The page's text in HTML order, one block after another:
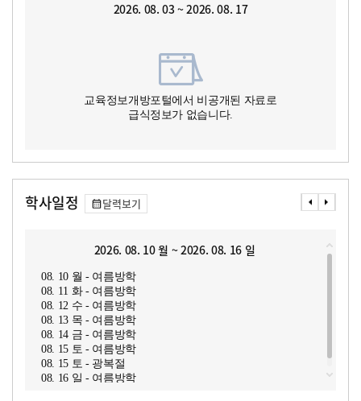
2026. 08. 03 ~ 2026. 08. 17
교육정보개방포털에서 비공개된 자료로
급식정보가 없습니다.
학사일정 달력보기
2026. 08. 10 월 ~ 2026. 08. 16 일
08. 10 월 - 여름방학
08. 11 화 - 여름방학
08. 12 수 - 여름방학
08. 13 목 - 여름방학
08. 14 금 - 여름방학
08. 15 토 - 여름방학
08. 15 토 - 광복절
08. 16 일 - 여름방학